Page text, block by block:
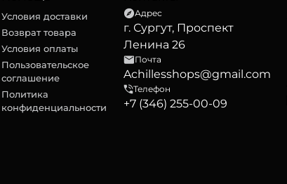
Условия доставки
Возврат товара
Условия оплаты
Пользовательское
соглашение
Политика
конфиденциальности
Адрес
г. Сургут, Проспект
Ленина 26
Почта
Achillesshops@gmail.com
Телефон
+7 (346) 255-00-09